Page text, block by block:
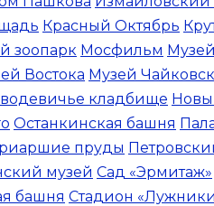
Красный Октябрь
зоопарк Мосфильм
Востока Музей
кладбище
Останкинская башня
пруды
музей Сад «Эрмитаж»
башня Стадион